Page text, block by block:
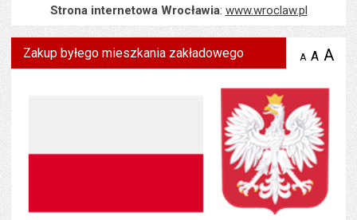
Strona internetowa Wrocławia: www.wroclaw.pl
Zakup byłego mieszkania zakładowego A zmniejsz
A A